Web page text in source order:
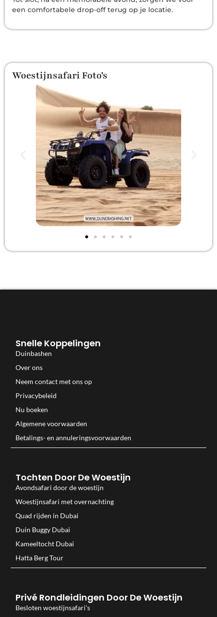
een comfortabele drop-off terug op je locatie.
Woestijnsafari Foto's
Snelle Koppelingen
Duinbashen
Over ons
Neem contact met ons op
Privacybeleid
Nu boeken
Algemene voorwaarden
Betalings- en annuleringsvoorwaarden
Tochten Door De Woestijn
Avondsafari door de woestijn
Woestijnsafari met overnachting
Quad rijden in Dubai
Duin Buggy Dubai
Kameeltocht Dubai
Hatta Berg Tour
Privé Rondleidingen Door De Woestijn
Besloten woestijnsafari's